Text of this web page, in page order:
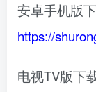
安卓手机版
https://
电视TV版下